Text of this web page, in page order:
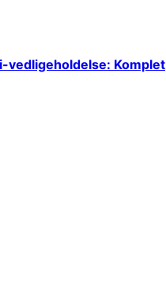
vedligeholdelse: Komplet